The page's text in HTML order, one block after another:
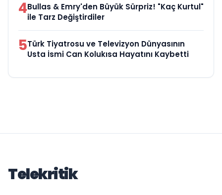
4Bullas & Emry'den Büyük Sürpriz! "Kaç Kurtul"
ile Tarz Değiştirdiler
5Türk Tiyatrosu ve Televizyon Dünyasının
Usta İsmi Can Kolukısa Hayatını Kaybetti
Telekritik